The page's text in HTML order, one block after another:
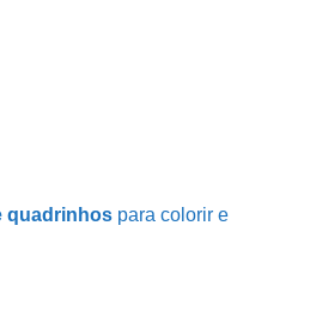
quadrinhos para colorir e